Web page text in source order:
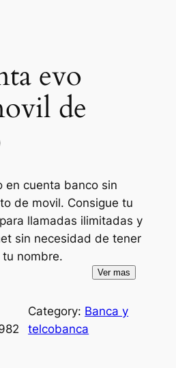
evo
de
en cuenta banco sin
de movil. Consigue tu
llamadas ilimitadas y
sin necesidad de tener
nombre.
Ver mas
Category: Banca y
telcobanca